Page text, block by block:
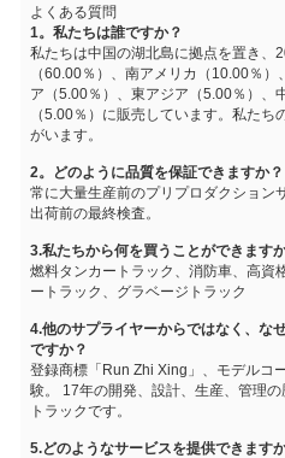
よくある質問
1。私たちは誰ですか？
私たちは中国の湖北島に拠点を置き、
（60.00％）、南アメリカ（10.00％
ア（5.00％）、東アジア（5.00％）、
（5.00％）に販売しています。私た
がいます。
2。どのように品質を保証できますか？
常に大量生産前のプリプロダクション
出荷前の最終検査。
3.私たちから何を買うことができます
燃料タンカートラック、消防車、高資
ートラック、グラベージトラック
4.他のサプライヤーからではなく、な
ですか？
登録商標「Run Zhi Xing」、モデルコ
験。 17年の開発、設計、生産、管理
トラックです。
5.どのようなサービスを提供できます